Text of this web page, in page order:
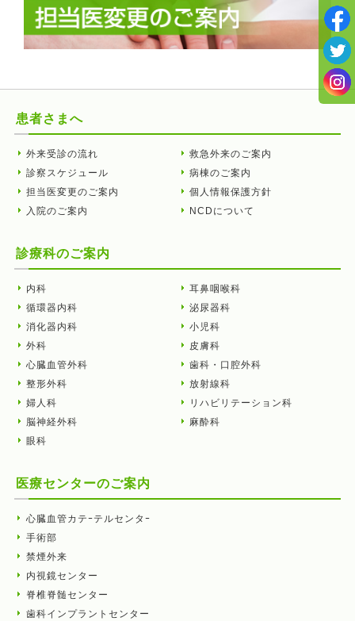
患者さまへ
外来受診の流れ
診察スケジュール
担当医変更のご案内
入院のご案内
救急外来のご案内
病棟のご案内
個人情報保護方針
NCDについて
診療科のご案内
内科
循環器内科
消化器内科
外科
心臓血管外科
整形外科
婦人科
脳神経外科
眼科
耳鼻咽喉科
泌尿器科
小児科
皮膚科
歯科・口腔外科
放射線科
リハビリテーション科
麻酔科
医療センターのご案内
心臓血管カテｰテルセンタｰ
手術部
禁煙外来
内視鏡センター
脊椎脊髄センター
歯科インプラントセンター